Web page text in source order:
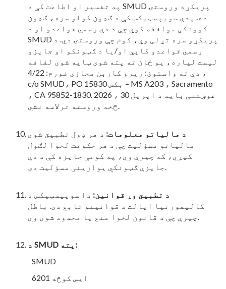
په تفسیر او اطاعت کې د SMUD پریکړه وروستۍ
ده. پدې سویپسټیکس کې د ګډون کولو سره، ګډون
کوونکی موافقه کوي چې د دې رسمي قواعدو او د
SMUD پریکړو سره تړلی وي، کوم چې وروستۍ دي. د
رسمي قواعدو کاپي او/یا د ګټونکو او جایزو
لیست لپاره، یو ځان ته پته شوی ټاپه شوی لفافه
دې ته واستوئ: زیرو کاربن مجازی فورم: 4/22 ،
c/o SMUD، PO بکس 15830 – MS A203 ، Sacramento
، CA 95852-1830. غوښتنې باید د اپریل 30 ، 2026
څخه وروسته ترلاسه نشي.
د مالیاتو معلومات: د هر ډول تطبیق شوي
مالیاتو مسؤلیت چې د هر حکومت لخوا لګول
کیږي، که چیرې وي، په کومې جایزه کې د دې
جایزې ګټونکي یوازینی مسؤلیت دی.
د تطبیق وړ قوانین: دا سویپسټیکس د
کالیفورنیا ایالت د قوانینو تابع دی. باطل
چیرې چې د قانون لخوا منع یا محدود شوی وي.
د SMUD پته:
SMUD